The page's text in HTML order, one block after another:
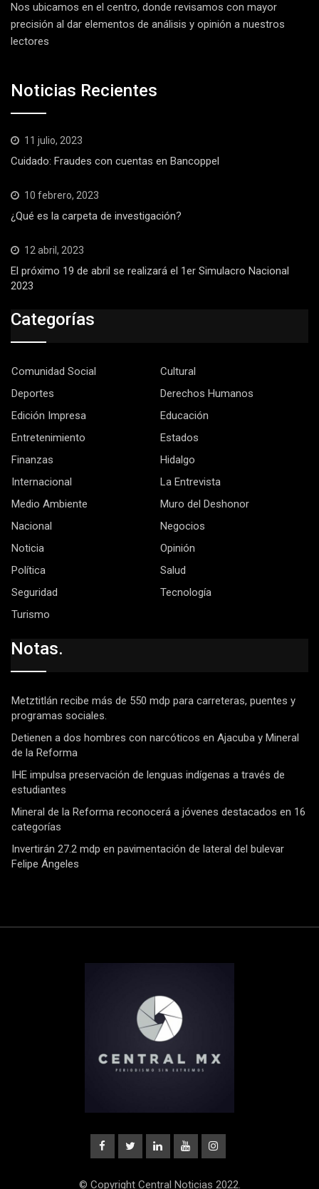
Nos ubicamos en el centro, donde revisamos con mayor
precisión al dar elementos de análisis y opinión a nuestros
lectores
Noticias Recientes
11 julio, 2023
Cuidado: Fraudes con cuentas en Bancoppel
10 febrero, 2023
¿Qué es la carpeta de investigación?
12 abril, 2023
El próximo 19 de abril se realizará el 1er Simulacro Nacional
2023
Categorías
Comunidad Social
Cultural
Deportes
Derechos Humanos
Edición Impresa
Educación
Entretenimiento
Estados
Finanzas
Hidalgo
Internacional
La Entrevista
Medio Ambiente
Muro del Deshonor
Nacional
Negocios
Noticia
Opinión
Política
Salud
Seguridad
Tecnología
Turismo
Notas.
Metztitlán recibe más de 550 mdp para carreteras, puentes y
programas sociales.
Detienen a dos hombres con narcóticos en Ajacuba y Mineral
de la Reforma
IHE impulsa preservación de lenguas indígenas a través de
estudiantes
Mineral de la Reforma reconocerá a jóvenes destacados en 16
categorías
Invertirán 27.2 mdp en pavimentación de lateral del bulevar
Felipe Ángeles
© Copyright Central Noticias 2022.